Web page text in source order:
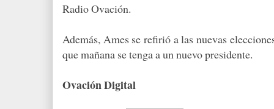
Radio Ovación.
Además, Ames se refirió a las nuevas
que mañana se tenga a un nuevo presidente.
Ovación Digital